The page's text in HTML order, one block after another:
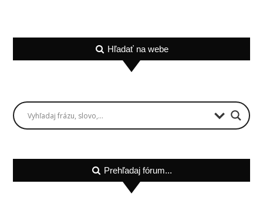
Hľadať na webe
Prehľadaj fórum...